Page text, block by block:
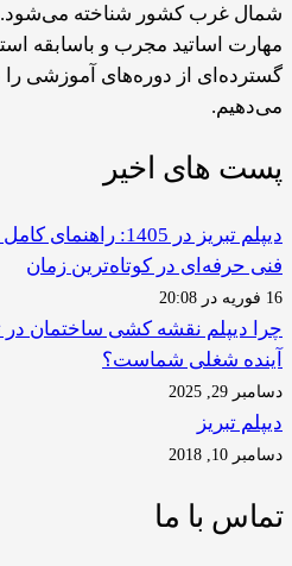
شمال غرب کشور شناخته می‌شود.
مهارت اساتید مجرب و باسابقه
گسترده‌ای از دوره‌های آموزشی را
می‌دهیم.
پست های اخیر
دیپلم تبریز در
فنی حرفه‌ای در کوتاه‌ترین زمان
16 فوریه در 20:08
چرا دیپلم نقشه کشی ساختمان در
آینده شغلی شماست؟
دسامبر 29, 2025
دیپلم تبریز
دسامبر 10, 2018
تماس با ما